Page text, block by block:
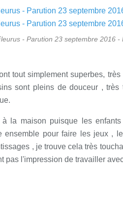
- Parution 23 septembre 2016
tout simplement superbes,
sont pleins de douceur ,
à la maison puisque les
ensemble pour faire les jeux ,
, je trouve cela très
pas l'impression de travailler